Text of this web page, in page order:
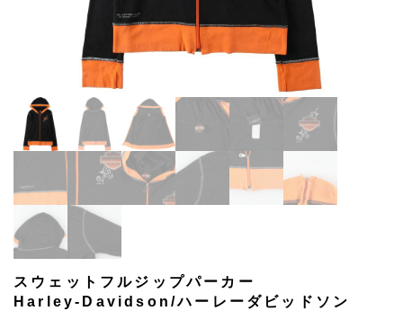
スウェットフルジップパーカー
Harley-Davidson/ハーレーダビッドソン